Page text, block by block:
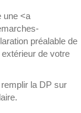
une <a
préalable de
de votre
la DP sur